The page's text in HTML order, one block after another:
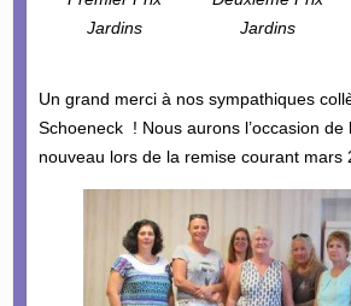
Jardins
Jardins
Un grand merci à nos sympathiques
Schoeneck ! Nous aurons l’occasion de
nouveau lors de la remise courant mars